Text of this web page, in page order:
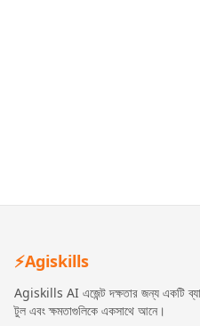
⚡Agiskills
Agiskills AI এজেন্ট দক্ষতার জন্য একটি
টুল এবং ক্ষমতাগুলিকে একসাথে আনে।